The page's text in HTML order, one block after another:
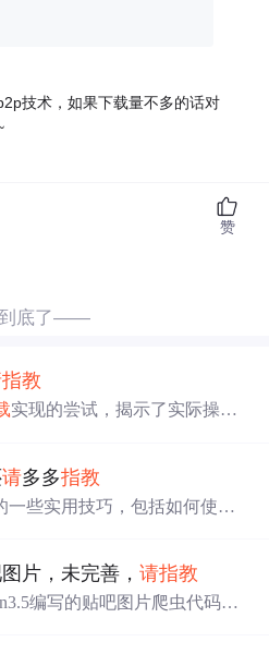
技术，如果下载量不多的话对
赞
底了——
指教
实现的尝试，揭示了实际操作
请多多指教
一些实用技巧，包括如何使用
片，未完善，请指教
编写的贴吧图片爬虫代码，